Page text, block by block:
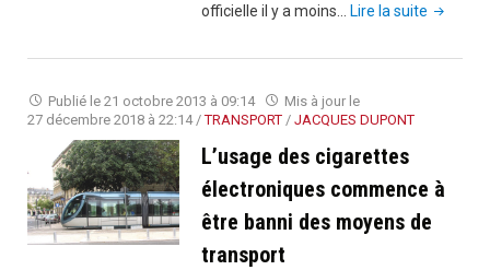
officielle il y a moins…
Lire la suite "La
Publié le 21 octobre 2013 à 09:14
Mis à jour le
27 décembre 2018 à 22:14 /TRANSPORT / JACQUES DUPONT
L’usage des cigarettes
électroniques commence à
être banni des moyens de
transport